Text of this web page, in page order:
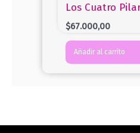
Los Cuatro
$67.000,00
Añadir al carrito